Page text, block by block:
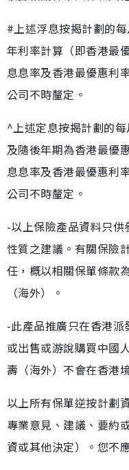
#上述浮息按揭計劃的
年利率計算（即香港最
息息率及香港最優惠利
公司不時釐定。
^上述定息按揭計劃的
及隨後年期為香港最優
息息率及香港最優惠利
公司不時釐定。
-以上保險產品資料只
性質之建議。有關保險
任，概以相關保單條款
（海外）。
-此產品推廣只在香港
或出售或游說購買中國
壽（海外）不會在香港
以上所有保單逆按計劃
專業意見、建議、要約
資或其他決定）。您不